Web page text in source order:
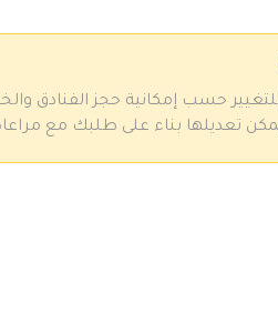
حسب إمكانية حجز الفنادق
تعديلها بناء على طلبك مع